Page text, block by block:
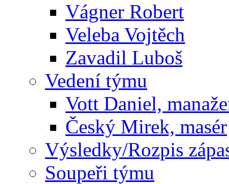
Vágner Robert
Veleba Vojtěch
Zavadil Luboš
Vedení týmu
Vott Daniel,
Český Mirek, masér
Výsledky/Rozpis
Soupeři týmu